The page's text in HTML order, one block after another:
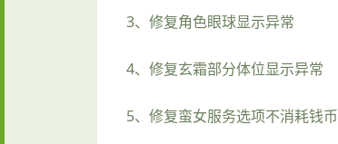
3、修复角色眼球显示异常
4、修复玄霜部分体位显示异常
5、修复蛮女服务选项不消耗钱币